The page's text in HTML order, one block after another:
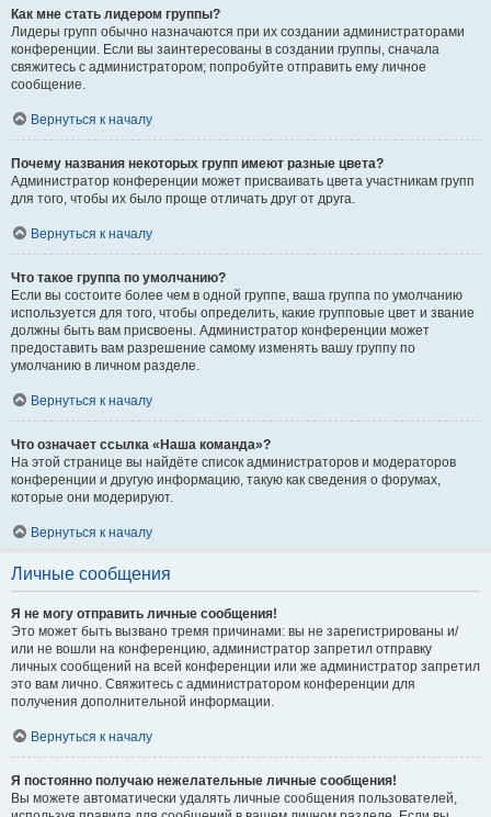
Как мне стать лидером группы?
Лидеры групп обычно назначаются при их создании администраторами
конференции. Если вы заинтересованы в создании группы, сначала
свяжитесь с администратором; попробуйте отправить ему личное
сообщение.
Вернуться к началу
Почему названия некоторых групп имеют разные цвета?
Администратор конференции может присваивать цвета участникам групп
для того, чтобы их было проще отличать друг от друга.
Вернуться к началу
Что такое группа по умолчанию?
Если вы состоите более чем в одной группе, ваша группа по умолчанию
используется для того, чтобы определить, какие групповые цвет и звание
должны быть вам присвоены. Администратор конференции может
предоставить вам разрешение самому изменять вашу группу по
умолчанию в личном разделе.
Вернуться к началу
Что означает ссылка «Наша команда»?
На этой странице вы найдёте список администраторов и модераторов
конференции и другую информацию, такую как сведения о форумах,
которые они модерируют.
Вернуться к началу
Личные сообщения
Я не могу отправить личные сообщения!
Это может быть вызвано тремя причинами: вы не зарегистрированы и/
или не вошли на конференцию, администратор запретил отправку
личных сообщений на всей конференции или же администратор запретил
это вам лично. Свяжитесь с администратором конференции для
получения дополнительной информации.
Вернуться к началу
Я постоянно получаю нежелательные личные сообщения!
Вы можете автоматически удалять личные сообщения пользователей,